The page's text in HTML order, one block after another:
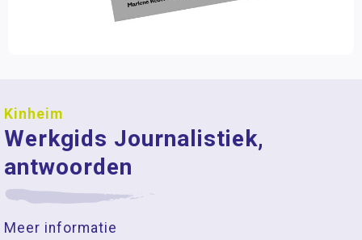
Kinheim
Werkgids Journalistiek,
antwoorden
Meer informatie